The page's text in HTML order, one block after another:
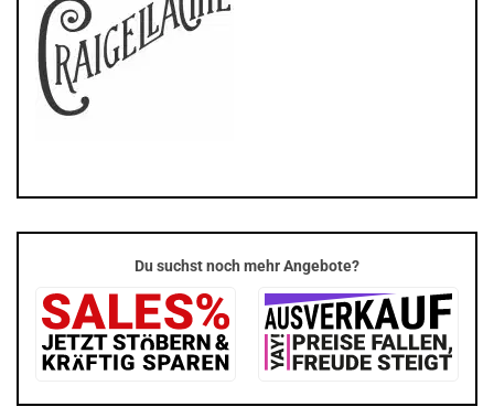
Du suchst noch mehr Angebote?